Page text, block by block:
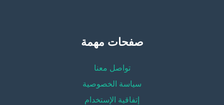
صفحات مهمة
تواصل معنا
سياسة الخصوصية
إتفاقية الإستخدام